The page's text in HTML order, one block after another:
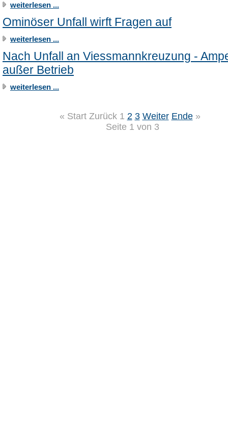
weiterlesen ...
Ominöser Unfall wirft Fragen auf
weiterlesen ...
Nach Unfall an Viessmannkreuzung -
außer Betrieb
weiterlesen ...
« Start Zurück 1 2 3 Weiter Ende »
Seite 1 von 3